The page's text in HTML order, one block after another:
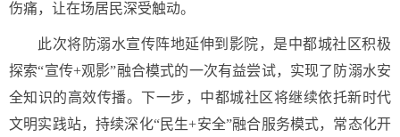
伤痛，让在场居民深受触动。
此次将防溺水宣传阵地延伸到影院，是中都城社区积极
探索“宣传+观影”融合模式的一次有益尝试，实现了防溺水安
全知识的高效传播。下一步，中都城社区将继续依托新时代
文明实践站，持续深化“民生+安全”融合服务模式，常态化开